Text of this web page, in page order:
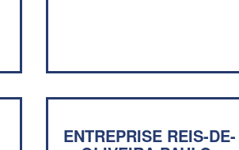
ENTREPRISE REIS-DE-